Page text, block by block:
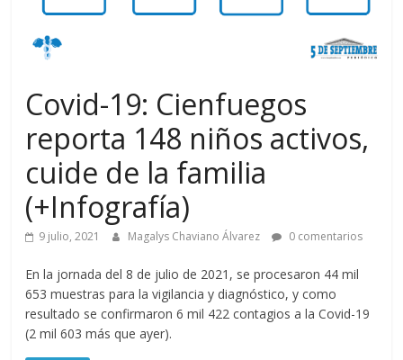
Covid-19: Cienfuegos
reporta 148 niños activos,
cuide de la familia
(+Infografía)
9 julio, 2021 Magalys Chaviano Álvarez 0 comentarios
En la jornada del 8 de julio de 2021, se procesaron 44 mil
653 muestras para la vigilancia y diagnóstico, y como
resultado se confirmaron 6 mil 422 contagios a la Covid-19
(2 mil 603 más que ayer).